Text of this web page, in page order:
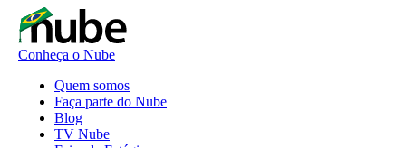
Conheça o Nube
Quem somos
Faça parte do Nube
Blog
TV Nube